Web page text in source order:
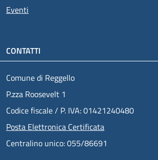
Eventi
CONTATTI
Comune di Reggello
P.zza Roosevelt 1
Codice fiscale / P. IVA: 01421240480
Posta Elettronica Certificata
Centralino unico: 055/86691